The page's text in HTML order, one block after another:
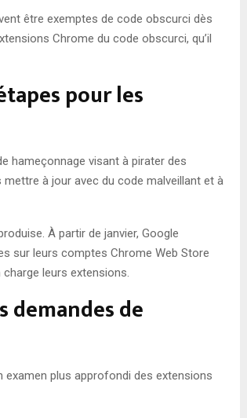
être exemptes de code obscurci dès
Chrome du code obscurci, qu’il
pour les
hameçonnage visant à pirater des
à jour avec du code malveillant et à
À partir de janvier, Google
sur leurs comptes Chrome Web Store
leurs extensions.
demandes de
plus approfondi des extensions